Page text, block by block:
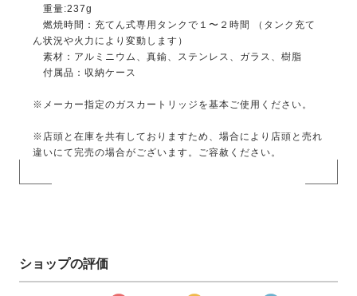
重量:237g
燃焼時間：充てん式専用タンクで１〜２時間 （タンク充て
ん状況や火力により変動します）
素材：アルミニウム、真鍮、ステンレス、ガラス、樹脂
付属品：収納ケース
※メーカー指定のガスカートリッジを基本ご使用ください。
※店頭と在庫を共有しておりますため、場合により店頭と売れ
違いにて完売の場合がございます。ご容赦ください。
ショップの評価